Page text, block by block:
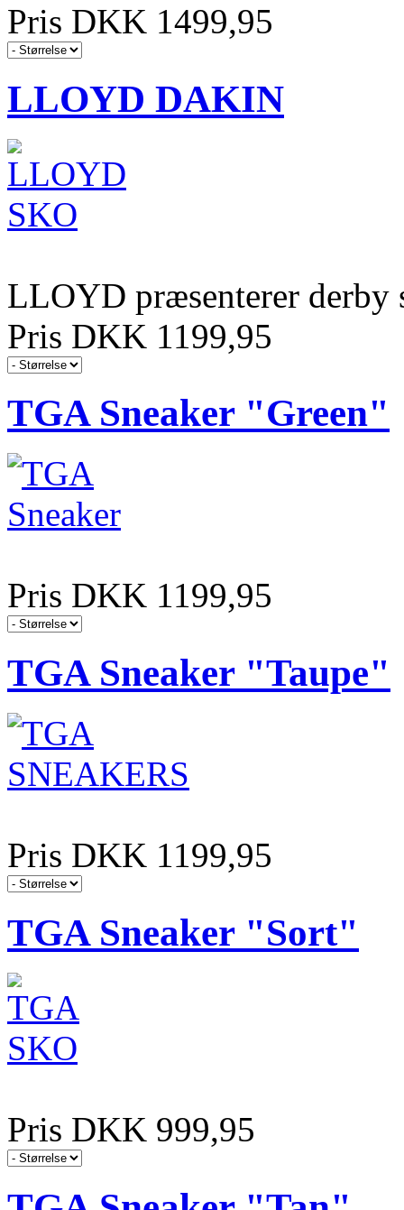
Pris DKK 1499,95
LLOYD DAKIN
LLOYD præsenterer derby
Pris DKK 1199,95
TGA Sneaker "Green"
Pris DKK 1199,95
TGA Sneaker "Taupe"
Pris DKK 1199,95
TGA Sneaker "Sort"
Pris DKK 999,95